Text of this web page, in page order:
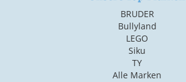
BRUDER
Bullyland
LEGO
Siku
TY
Alle Marken